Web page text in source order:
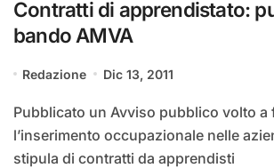
Contratti di apprendistato:
bando AMVA
Redazione Dic 13, 2011
Pubblicato un Avviso pubblico volto a favorire
l’inserimento occupazionale nelle
stipula di contratti da apprendisti